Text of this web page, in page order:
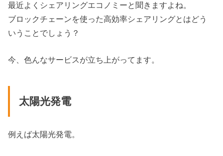
最近よくシェアリングエコノミーと聞きますよね。
ブロックチェーンを使った高効率シェアリングとはどう
いうことでしょう？
今、色んなサービスが立ち上がってます。
太陽光発電
例えば太陽光発電。